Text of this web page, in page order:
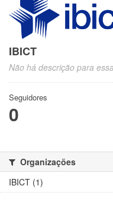
IBICT
Não há descrição para
Seguidores
0
Organizações
IBICT (1)